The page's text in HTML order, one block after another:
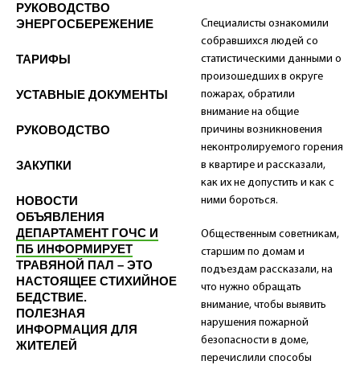
РУКОВОДСТВО
ЭНЕРГОСБЕРЕЖЕНИЕ
ТАРИФЫ
УСТАВНЫЕ ДОКУМЕНТЫ
РУКОВОДСТВО
ЗАКУПКИ
НОВОСТИ
ОБЪЯВЛЕНИЯ
ДЕПАРТАМЕНТ ГОЧС И
ПБ ИНФОРМИРУЕТ
ТРАВЯНОЙ ПАЛ – ЭТО
НАСТОЯЩЕЕ СТИХИЙНОЕ
БЕДСТВИЕ.
ПОЛЕЗНАЯ
ИНФОРМАЦИЯ ДЛЯ
ЖИТЕЛЕЙ
Специалисты ознакомили
собравшихся людей со
статистическими данными о
произошедших в округе
пожарах, обратили
внимание на общие
причины возникновения
неконтролируемого горения
в квартире и рассказали,
как их не допустить и как с
ними бороться.
Общественным советникам,
старшим по домам и
подъездам рассказали, на
что нужно обращать
внимание, чтобы выявить
нарушения пожарной
безопасности в доме,
перечислили способы